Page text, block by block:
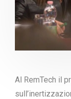
Al RemTech il